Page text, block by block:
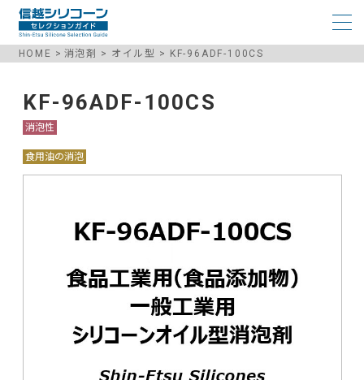
HOME 消泡剤 オイル型 KF-96ADF-100CS
KF-96ADF-100CS
消泡性
食用油の消泡